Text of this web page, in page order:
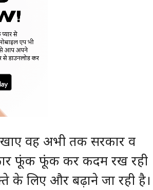
वह अभी तक सरकार व
फूंक फूंक कर कदम रख रही
के लिए और बढ़ाने जा रही है।